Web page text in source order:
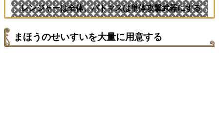
レンジャーは全体、バトマスは単体攻撃武器にする
まほうのせいすいを大量に用意する